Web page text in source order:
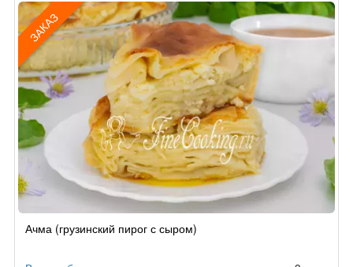
ЗАКАЗ
поАчма (грузинский пирог с сыром)